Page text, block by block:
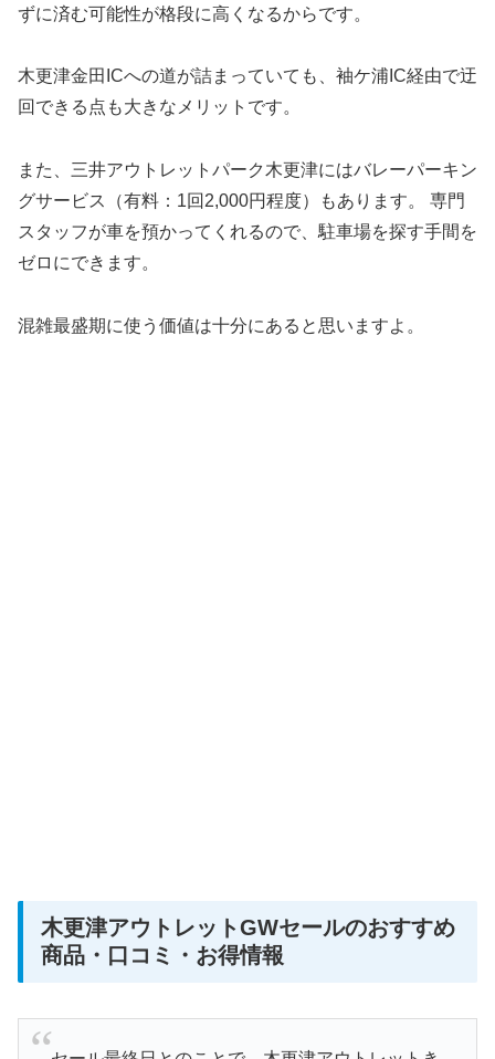
ずに済む可能性が格段に高くなるからです。
木更津金田ICへの道が詰まっていても、袖ケ浦IC経由で迂
回できる点も大きなメリットです。
また、三井アウトレットパーク木更津にはバレーパーキン
グサービス（有料：1回2,000円程度）もあります。 専門
スタッフが車を預かってくれるので、駐車場を探す手間を
ゼロにできます。
混雑最盛期に使う価値は十分にあると思いますよ。
木更津アウトレットGWセールのおすすめ
商品・口コミ・お得情報